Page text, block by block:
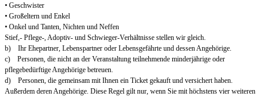
• Geschwister
• Großeltern und Enkel
• Onkel und Tanten, Nichten und Neffen
Stief,- Pflege-, Adoptiv- und Schwieger-Verhältnisse stellen wir gleich.
b) Ihr Ehepartner, Lebenspartner oder Lebensgefährte und dessen Angehörige.
c) Personen, die nicht an der Veranstaltung teilnehmende minderjährige oder
pflegebedürftige Angehörige betreuen.
d) Personen, die gemeinsam mit Ihnen ein Ticket gekauft und versichert haben.
Außerdem deren Angehörige. Diese Regel gilt nur, wenn Sie mit höchstens vier weiteren